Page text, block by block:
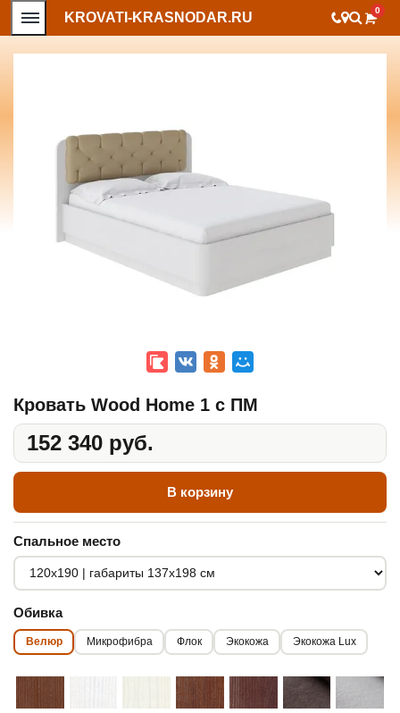
KROVATI-KRASNODAR.RU 0
Кровать Wood Home 1 с ПМ
152 340 руб.
В корзину
Спальное место
Обивка
Велюр Микрофибра Флок Экокожа Экокожа Lux